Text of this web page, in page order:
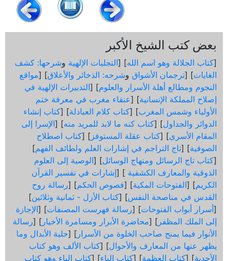
بعض كتب الشيخ الأكبر
[كتاب الجلالة وهو اسم الله] [التجليات الإلهية وشرحها: كشف
الغايات] [ترجمان الأشواق وشرحه: الذخائر والأعلاق] [مواقع
النجوم ومطالع أهلة الأسرار والعلوم] [التدبيرات الإلهية في
إصلاح المملكة الإنسانية] [عنقاء مغرب في معرفة ختم
الأولياء وشمس المغرب] [كتاب كلام العبادلة] [كتاب إنشاء
الدوائر والجداول] [كتاب كنه ما لابد للمريد منه] [الإسرا إلى
المقام الأسرى] [كتاب عقلة المستوفز ] [كتاب اصطلاح
الصوفية] [تاج التراجم في إشارات العلم ولطائف الفهم]
[كتاب تاج الرسائل ومنهاج الوسائل] [الوصية إلى العلوم
الذوقية والمعارف الكشفية ] [إشارات في تفسير القرآن
الكريم] [الفتوحات المكية] [فصوص الحكم] [رسالة روح
القدس في مناصحة النفس] [كتاب الأزل - ثمانية وثلاثين]
[أسرار أبواب الفتوحات] [رسالة فهرست المصنفات] [الإجازة
إلى الملك المظفر ] [محاضرة الأبرار ومسامرة الأخيار ] [رسالة
الأنوار فيما يمنح صاحب الخلوة من الأسرار ] [حلية الأبدال وما
يظهر عنها من المعارف والأحوال] [كتاب الألف وهو كتاب
الأحدية] [كتاب العظمة] [كتاب الباء] [كتاب الياء وهو كتاب